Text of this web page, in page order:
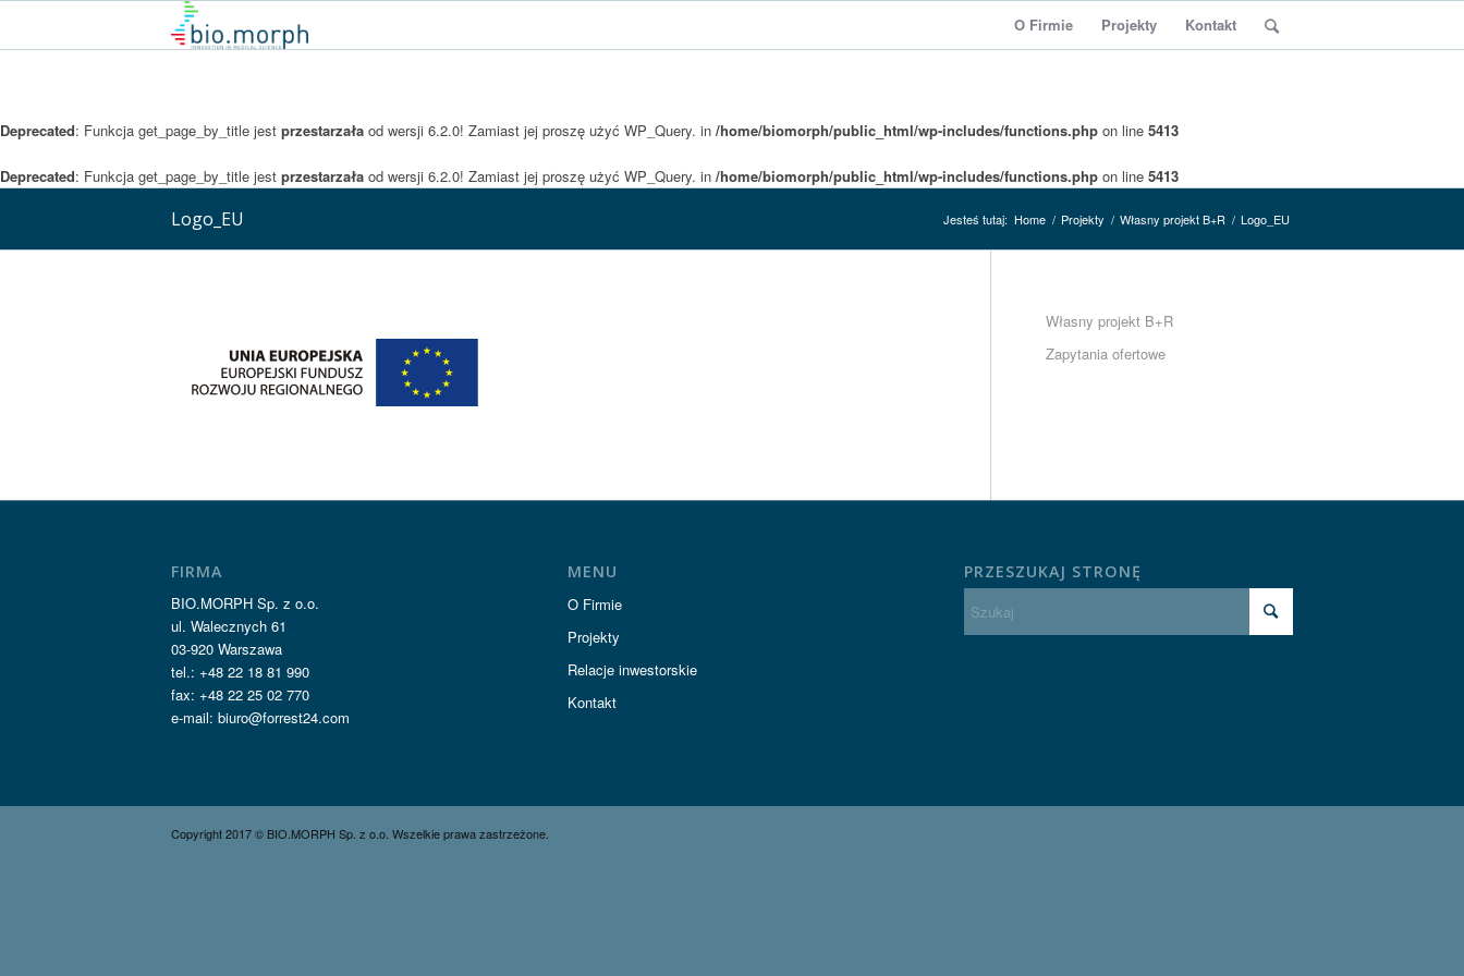
O Firmie Projekty Kontakt
Deprecated: Funkcja get_page_by_title jest przestarzała od wersji 6.2.0! Zamiast jej proszę użyć WP_Query. in /home/biomorph/public_html/wp-includes/functions.php on line 5413
Deprecated: Funkcja get_page_by_title jest przestarzała od wersji 6.2.0! Zamiast jej proszę użyć WP_Query. in /home/biomorph/public_html/wp-includes/functions.php on line 5413
Logo_EU Jesteś tutaj: Home / Projekty / Własny projekt B+R / Logo_EU
Własny projekt B+R
Zapytania ofertowe
FIRMA
BIO.MORPH Sp. z o.o.
ul. Walecznych 61
03-920 Warszawa
tel.: +48 22 18 81 990
fax: +48 22 25 02 770
e-mail: biuro@forrest24.com
MENU
O Firmie
Projekty
Relacje inwestorskie
Kontakt
PRZESZUKAJ STRONĘ
Copyright 2017 © BIO.MORPH Sp. z o.o. Wszelkie prawa zastrzeżone.